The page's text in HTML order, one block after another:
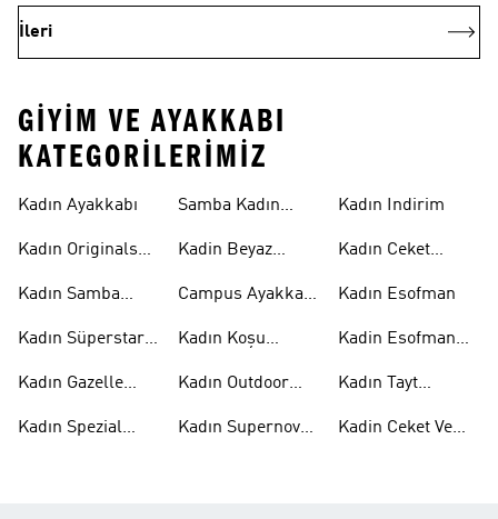
İleri
GIYIM VE AYAKKABI
KATEGORILERIMIZ
Kadın Ayakkabı
Kadın Originals
Kadın Samba
Kadın Süperstar
Kadın Gazelle
Kadın Spezial
Samba Kadın
Kadin Beyaz
Campus Ayakkabı
Kadın Koşu
Kadın Outdoor
Kadın Supernova
Kadın Indirim
Kadın Ceket
Kadın Esofman
Kadin Esofman
Kadın Tayt
Kadin Ceket Ve